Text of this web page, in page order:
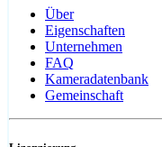
Über
Eigenschaften
Unternehmen
FAQ
Kameradatenbank
Gemeinschaft